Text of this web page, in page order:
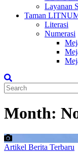
Layanan
Taman
Literasi
Numerasi
Month:
Artikel Berita Terbaru